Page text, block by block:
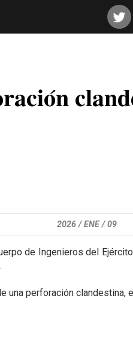
2026 / ENE / 09
de Ingenieros del
perforación clandestina,